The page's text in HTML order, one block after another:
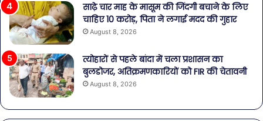
साढ़े चार माह के मासूम की जिंदगी बचाने के लिए
चाहिए 10 करोड़, पिता ने लगाई मदद की गुहार
August 8, 2026
त्योहारों से पहले बांदा में चला प्रशासन का
बुलडोजर, अतिक्रमणकारियों को FIR की चेतावनी
August 8, 2026